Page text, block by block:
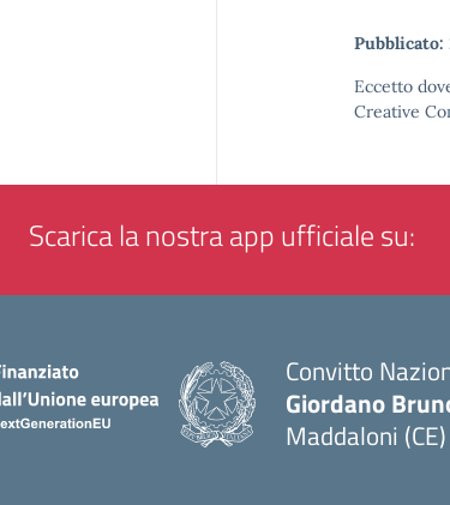
Pubblicato:
Eccetto
Creative
Scarica la nostra app ufficiale su:
Convitto
Giordano
Maddaloni (CE)